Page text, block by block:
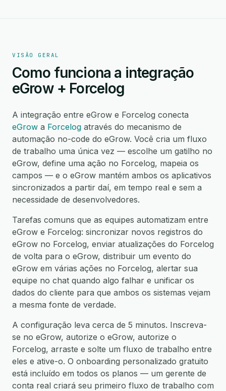
VISÃO GERAL
Como funciona a integração
eGrow + Forcelog
A integração entre eGrow e Forcelog conecta
eGrow a Forcelog através do mecanismo de
automação no-code do eGrow. Você cria um fluxo
de trabalho uma única vez — escolhe um gatilho no
eGrow, define uma ação no Forcelog, mapeia os
campos — e o eGrow mantém ambos os aplicativos
sincronizados a partir daí, em tempo real e sem a
necessidade de desenvolvedores.
Tarefas comuns que as equipes automatizam entre
eGrow e Forcelog: sincronizar novos registros do
eGrow no Forcelog, enviar atualizações do Forcelog
de volta para o eGrow, distribuir um evento do
eGrow em várias ações no Forcelog, alertar sua
equipe no chat quando algo falhar e unificar os
dados do cliente para que ambos os sistemas vejam
a mesma fonte de verdade.
A configuração leva cerca de 5 minutos. Inscreva-
se no eGrow, autorize o eGrow, autorize o
Forcelog, arraste e solte um fluxo de trabalho entre
eles e ative-o. O onboarding personalizado gratuito
está incluído em todos os planos — um gerente de
conta real criará seu primeiro fluxo de trabalho com